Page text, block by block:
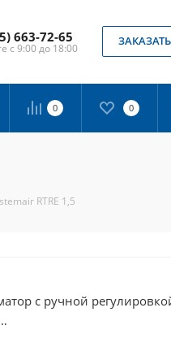
663-72-65
с 9:00 до 18:00
0 0
RTRE 1,5
с ручной
регулирует